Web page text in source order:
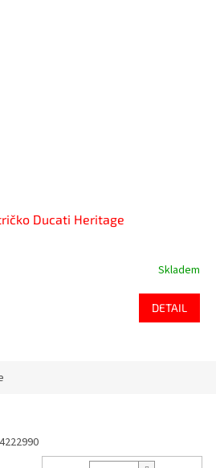
Ducati Heritage
Skladem
DETAIL